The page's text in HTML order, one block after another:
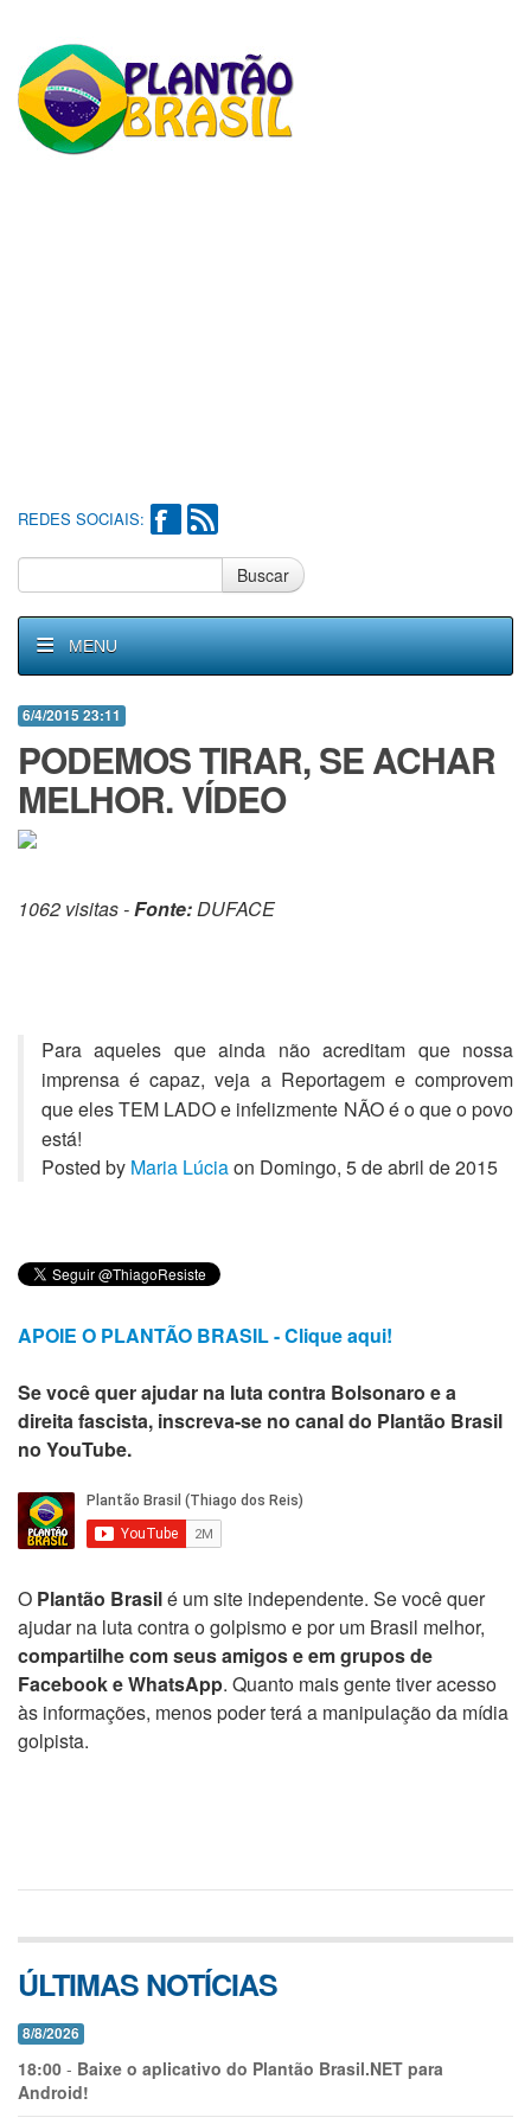
REDES SOCIAIS:
Buscar
MENU
6/4/2015 23:11
PODEMOS TIRAR, SE ACHAR
MELHOR. VÍDEO
1062 visitas -Fonte:DUFACE
Para aqueles que ainda não acreditam que nossa
imprensa é capaz, veja a Reportagem e comprovem
que eles TEM LADO e infelizmente NÃO é o que o povo
está!
Posted by Maria Lúciaon Domingo, 5 de abril de 2015
APOIE O PLANTÃO BRASIL - Clique aqui!
Se você quer ajudar na luta contra Bolsonaro e a
direita fascista, inscreva-se no canal do Plantão Brasil
no YouTube.
O Plantão Brasilé um site independente. Se você quer
ajudar na luta contra o golpismo e por um Brasil melhor,
compartilhe com seus amigos e em grupos de
Facebook e WhatsApp. Quanto mais gente tiver acesso
às informações, menos poder terá a manipulação da mídia
golpista.
ÚLTIMAS NOTÍCIAS
8/8/2026
18:00 - Baixe o aplicativo do Plantão Brasil.NET para
Android!